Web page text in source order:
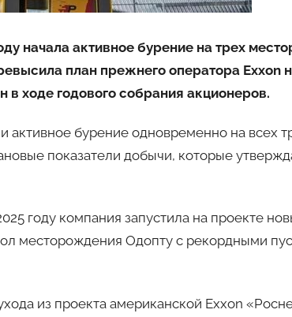
начала активное бурение на трех
план прежнего оператора Exxon
в ходе годового собрания акционеров.
активное бурение одновременно на всех
показатели добычи, которые
году компания запустила на проекте
месторождения Одопту с рекордными
из проекта американской Exxon